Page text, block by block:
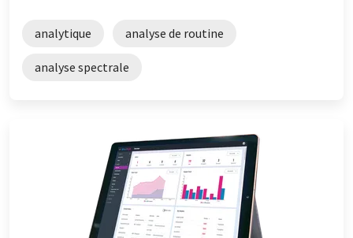
analytique analyse de routine
analyse spectrale